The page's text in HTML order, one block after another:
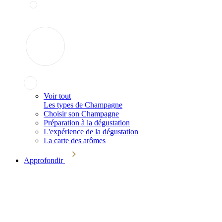
Voir tout
Les types de Champagne
Choisir son Champagne
Préparation à la dégustation
L'expérience de la dégustation
La carte des arômes
Approfondir